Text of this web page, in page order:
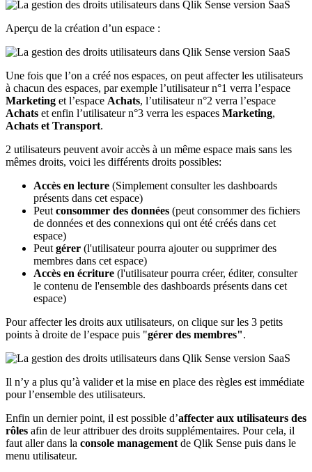
Aperçu de la création d’un espace :
Une fois que l’on a créé nos espaces, on peut affecter les utilisateurs
à chacun des espaces, par exemple l’utilisateur n°1 verra l’espace
Marketing et l’espace Achats, l’utilisateur n°2 verra l’espace
Achats et enfin l’utilisateur n°3 verra les espaces Marketing,
Achats et Transport.
2 utilisateurs peuvent avoir accès à un même espace mais sans les
mêmes droits, voici les différents droits possibles:
Accès en lecture (Simplement consulter les dashboards
présents dans cet espace)
Peut consommer des données (peut consommer des fichiers
de données et des connexions qui ont été créés dans cet
espace)
Peut gérer (l'utilisateur pourra ajouter ou supprimer des
membres dans cet espace)
Accès en écriture (l'utilisateur pourra créer, éditer, consulter
le contenu de l'ensemble des dashboards présents dans cet
espace)
Pour affecter les droits aux utilisateurs, on clique sur les 3 petits
points à droite de l’espace puis "gérer des membres".
Il n’y a plus qu’à valider et la mise en place des règles est immédiate
pour l’ensemble des utilisateurs.
Enfin un dernier point, il est possible d’affecter aux utilisateurs des
rôles afin de leur attribuer des droits supplémentaires. Pour cela, il
faut aller dans la console management de Qlik Sense puis dans le
menu utilisateur.